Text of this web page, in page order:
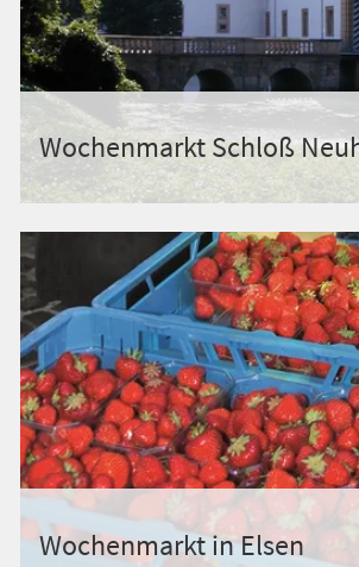
Wochenmarkt Schloß
Wochenmarkt in Elsen